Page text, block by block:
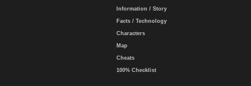
Information / Story
Facts / Technology
Characters
Map
Cheats
100% Checklist